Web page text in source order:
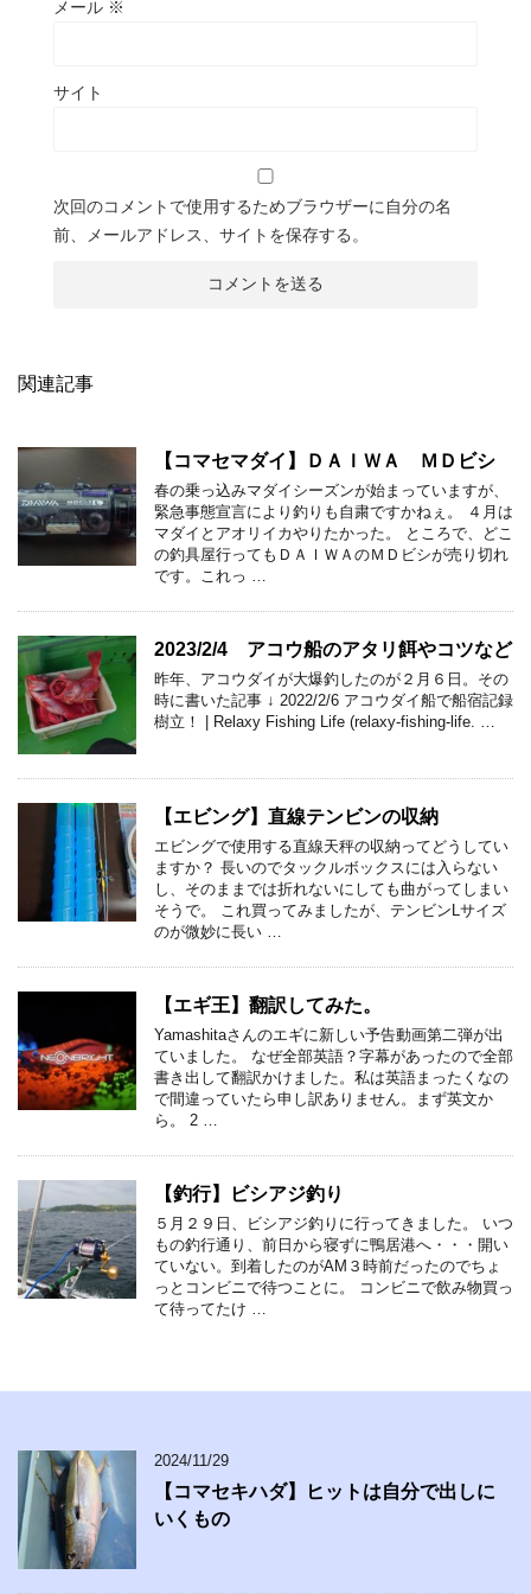
メール ※
サイト
次回のコメントで使用するためブラウザーに自分の名
前、メールアドレス、サイトを保存する。
関連記事
【コマセマダイ】ＤＡＩＷＡ ＭＤビシ
春の乗っ込みマダイシーズンが始まっていますが、
緊急事態宣言により釣りも自粛ですかねぇ。 ４月は
マダイとアオリイカやりたかった。 ところで、どこ
の釣具屋行ってもＤＡＩＷＡのＭＤビシが売り切れ
です。これっ …
2023/2/4 アコウ船のアタリ餌やコツなど
昨年、アコウダイが大爆釣したのが２月６日。その
時に書いた記事 ↓ 2022/2/6 アコウダイ船で船宿記録
樹立！ | Relaxy Fishing Life (relaxy-fishing-life. …
【エビング】直線テンビンの収納
エビングで使用する直線天秤の収納ってどうしてい
ますか？ 長いのでタックルボックスには入らない
し、そのままでは折れないにしても曲がってしまい
そうで。 これ買ってみましたが、テンビンLサイズ
のが微妙に長い …
【エギ王】翻訳してみた。
Yamashitaさんのエギに新しい予告動画第二弾が出
ていました。 なぜ全部英語？字幕があったので全部
書き出して翻訳かけました。私は英語まったくなの
で間違っていたら申し訳ありません。まず英文か
ら。 2 …
【釣行】ビシアジ釣り
５月２９日、ビシアジ釣りに行ってきました。 いつ
もの釣行通り、前日から寝ずに鴨居港へ・・・開い
ていない。到着したのがAM３時前だったのでちょ
っとコンビニで待つことに。 コンビニで飲み物買っ
て待ってたけ …
2024/11/29
【コマセキハダ】ヒットは自分で出しに
いくもの